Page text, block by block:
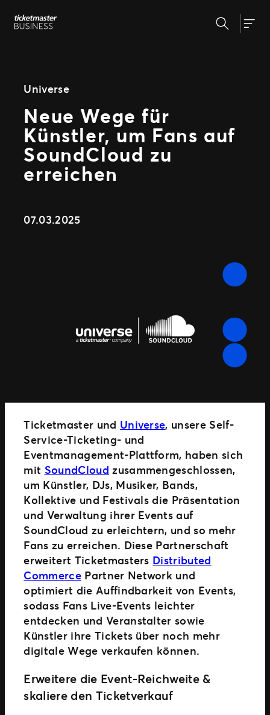
Zum
Inhalt
Unsere Lösungen
Ticketverkauf
Marketing und Auswertung
Partnerschaft mit Experten
Fan Experience
Sport
Warum Ticketmaster
Unsere Geschichte
Unsere Kunden
Support
Suchen
Universe
Neue Wege für
Künstler, um Fans auf
SoundCloud zu
erreichen
07.03.2025
Ticketmaster und Universe, unsere Self-
Service-Ticketing- und
Eventmanagement-Plattform, haben sich
mit SoundCloud zusammengeschlossen,
um Künstler, DJs, Musiker, Bands,
Kollektive und Festivals die Präsentation
und Verwaltung ihrer Events auf
SoundCloud zu erleichtern, und so mehr
Fans zu erreichen. Diese Partnerschaft
erweitert Ticketmasters Distributed
CommercePartner Network und
optimiert die Auffindbarkeit von Events,
sodass Fans Live-Events leichter
entdecken und Veranstalter sowie
Künstler ihre Tickets über noch mehr
digitale Wege verkaufen können.
Erweitere die Event-Reichweite &
skaliere den Ticketverkauf